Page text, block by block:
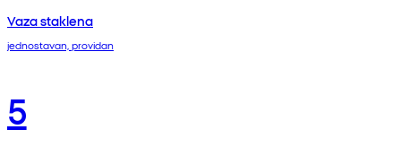
Vaza staklena
jednostavan, providan
5